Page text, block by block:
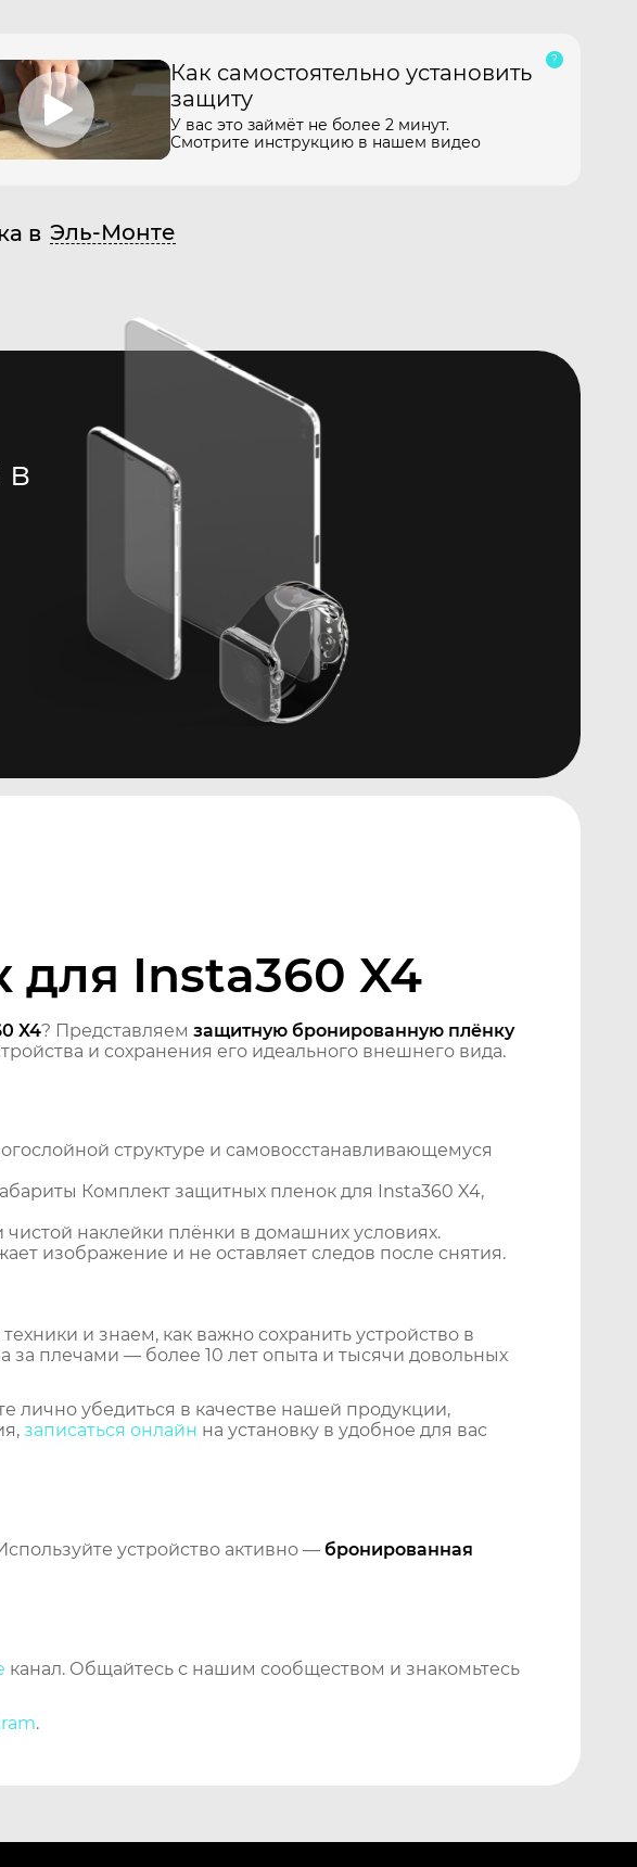
Как самостоятельно установить
защиту
У вас это займёт не более 2 минут.
Смотрите инструкцию в нашем видео
в Эль-Монте
в
Insta360 X4
X4? Представляем защитную бронированную плёнку
и сохранения его идеального внешнего вида.
структуре и самовосстанавливающемуся
Комплект защитных пленок для Insta360 X4,
наклейки плёнки в домашних условиях.
изображение и не оставляет следов после снятия.
и знаем, как важно сохранить устройство в
за плечами — более 10 лет опыта и тысячи довольных
убедиться в качестве нашей продукции,
записаться онлайн на установку в удобное для вас
устройство активно — бронированная
канал. Общайтесь с нашим сообществом и знакомьтесь
.